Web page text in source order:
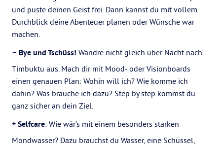
und puste deinen Geist frei. Dann kannst du mit vollem
Durchblick deine Abenteuer planen oder Wünsche war
machen.
– Bye und Tschüss! Wandre nicht gleich über Nacht nach
Timbuktu aus. Mach dir mit Mood- oder Visionboards
einen genauen Plan: Wohin will ich? Wie komme ich
dahin? Was brauche ich dazu? Step by step kommst du
ganz sicher an dein Ziel.
+ Selfcare: Wie wär’s mit einem besonders starken
Mondwasser? Dazu brauchst du Wasser, eine Schüssel,